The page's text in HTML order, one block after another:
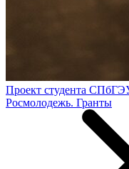
Проект студента
Росмолодежь. Гранты